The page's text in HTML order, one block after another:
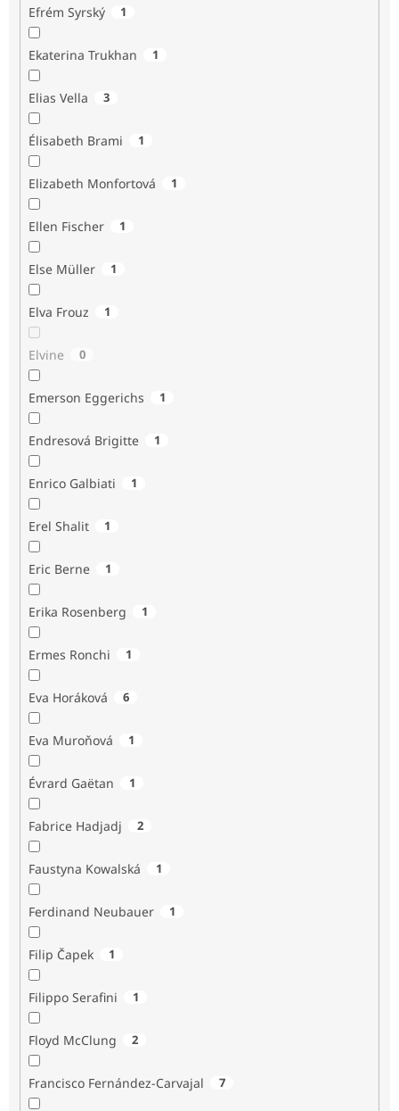
Efrém Syrský 1
Ekaterina Trukhan 1
Elias Vella 3
Élisabeth Brami 1
Elizabeth Monfortová 1
Ellen Fischer 1
Else Müller 1
Elva Frouz 1
Elvine 0
Emerson Eggerichs 1
Endresová Brigitte 1
Enrico Galbiati 1
Erel Shalit 1
Eric Berne 1
Erika Rosenberg 1
Ermes Ronchi 1
Eva Horáková 6
Eva Muroňová 1
Évrard Gaëtan 1
Fabrice Hadjadj 2
Faustyna Kowalská 1
Ferdinand Neubauer 1
Filip Čapek 1
Filippo Serafini 1
Floyd McClung 2
Francisco Fernández-Carvajal 7